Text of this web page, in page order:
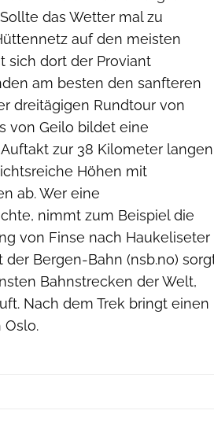
das Wetter mal zu
auf den meisten
sich dort der Proviant
am besten den sanfteren
dreitägigen Rundtour von
von Geilo bildet eine
zur 38 Kilometer langen
Höhen mit
ab. Wer eine
nimmt zum Beispiel die
von Finse nach Haukeliseter
der Bergen-Bahn (nsb.no)
Bahnstrecken der Welt,
Nach dem Trek bringt einen
Oslo.